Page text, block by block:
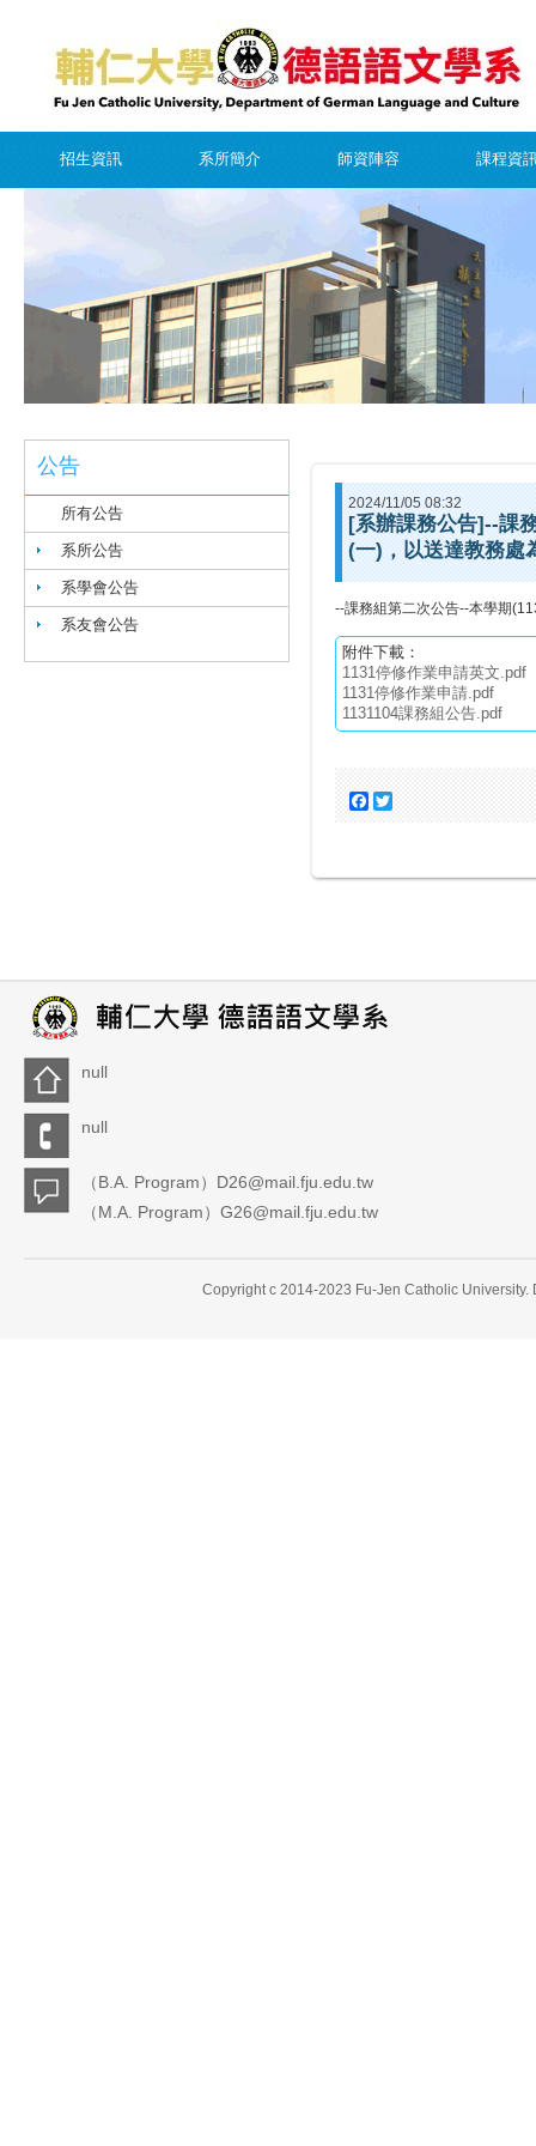
招生資訊 系所簡介 師資陣容 課程資
公告
所有公告
系所公告
系學會公告
系友會公告
2024/11/05 08:32
[系辦課務公告]--課
(一)，以送達教務處
--課務組第二次公告--本學期
附件下載：
1131停修作業申請英文.pdf
1131停修作業申請.pdf
1131104課務組公告.pdf
Facebook
null
null
（B.A. Program）D26@mail.fju.edu.tw
（M.A. Program）G26@mail.fju.edu.tw
Copyright c 2014-2023 Fu-Jen Catholic